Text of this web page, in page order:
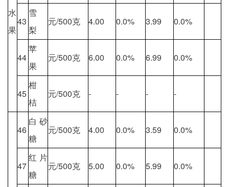
水
果
43
雪
梨
元/500克 4.00 0.0% 3.99 0.0%
44
苹
果
元/500克 6.00 0.0% 6.99 0.0%
45
柑
桔
元/500克 - - - -
46
白砂
糖
元/500克 4.00 0.0% 3.59 0.0%
47
红片
糖
元/500克 5.00 0.0% 5.99 0.0%